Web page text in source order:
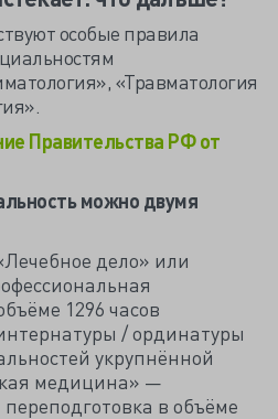
особые правила
«Травматология
Правительства РФ от
можно двумя
дело» или
1296 часов
/ ординатуры
укрупнённой
медицина» —
в объёме